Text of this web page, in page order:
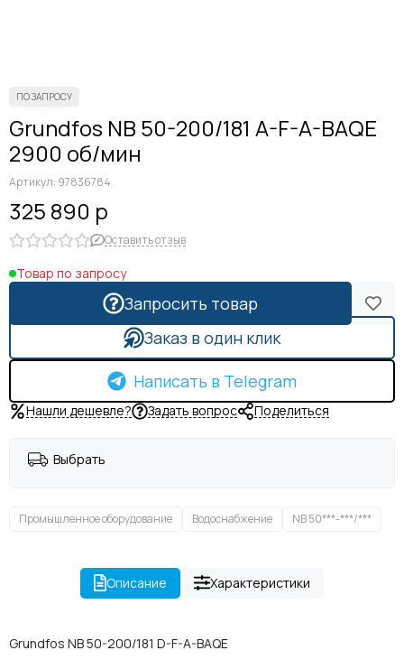
Grundfos NB 50-200/181 A-F-A-BAQE
2900 об/мин
Артикул: 97836784
325 890 р
Оставить отзыв
Товар по запросу
Запросить товар
Заказ в один клик
Написать в Telegram
Нашли дешевле? Задать вопрос Поделиться
Выбрать
Промышленное оборудование Водоснабжение NB 50***-***/***
Описание Характеристики
Grundfos NB 50-200/181 D-F-A-BAQE